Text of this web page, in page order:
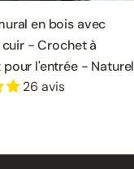
en bois avec
cuir - Crochet à
pour l'entrée - Naturel
26 avis